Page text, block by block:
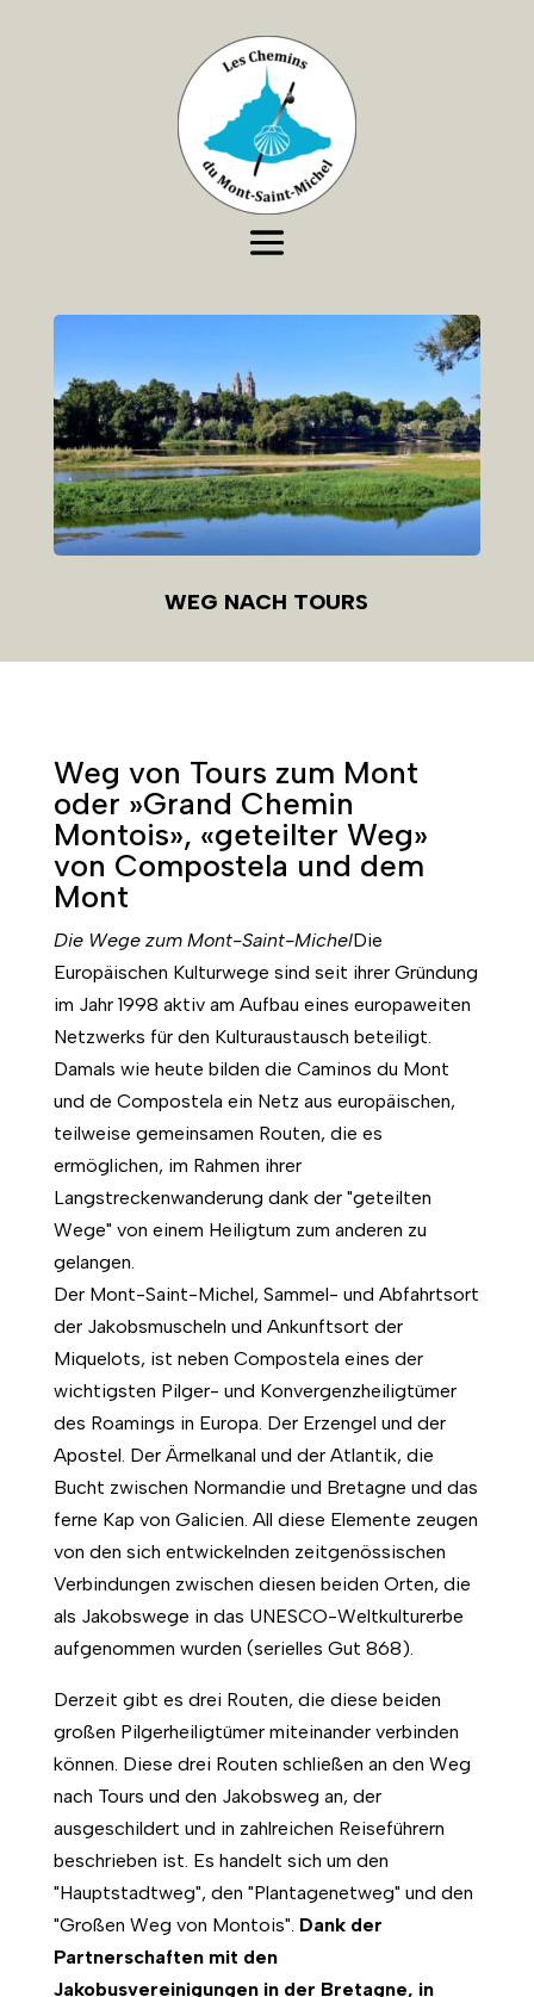
WEG NACH TOURS
Weg von Tours zum Mont
oder »Grand Chemin
Montois», «geteilter Weg»
von Compostela und dem
Mont
Die Wege zum Mont-Saint-MichelDie
Europäischen Kulturwege sind seit ihrer Gründung
im Jahr 1998 aktiv am Aufbau eines europaweiten
Netzwerks für den Kulturaustausch beteiligt.
Damals wie heute bilden die Caminos du Mont
und de Compostela ein Netz aus europäischen,
teilweise gemeinsamen Routen, die es
ermöglichen, im Rahmen ihrer
Langstreckenwanderung dank der "geteilten
Wege" von einem Heiligtum zum anderen zu
gelangen.
Der Mont-Saint-Michel, Sammel- und Abfahrtsort
der Jakobsmuscheln und Ankunftsort der
Miquelots, ist neben Compostela eines der
wichtigsten Pilger- und Konvergenzheiligtümer
des Roamings in Europa. Der Erzengel und der
Apostel. Der Ärmelkanal und der Atlantik, die
Bucht zwischen Normandie und Bretagne und das
ferne Kap von Galicien. All diese Elemente zeugen
von den sich entwickelnden zeitgenössischen
Verbindungen zwischen diesen beiden Orten, die
als Jakobswege in das UNESCO-Weltkulturerbe
aufgenommen wurden (serielles Gut 868).
Derzeit gibt es drei Routen, die diese beiden
großen Pilgerheiligtümer miteinander verbinden
können. Diese drei Routen schließen an den Weg
nach Tours und den Jakobsweg an, der
ausgeschildert und in zahlreichen Reiseführern
beschrieben ist. Es handelt sich um den
"Hauptstadtweg", den "Plantagenetweg" und den
"Großen Weg von Montois". Dank der
Partnerschaften mit den
Jakobusvereinigungen in der Bretagne, in